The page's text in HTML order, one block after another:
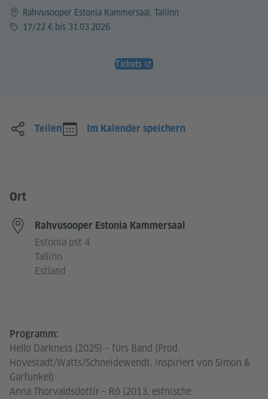
Rahvusooper Estonia Kammersaal, Tallinn
Preis17/22 € bis 31.03.2026
Tickets
Programm:
Hello Darkness (2025) – fürs Band (Prod.
Hovestadt/Watts/Schneidewendt, inspiriert von Simon &
Garfunkel)
Anna Thorvaldsdottir – Ró (2013, estnische
Teilen Im Kalender speichern
Ort
Rahvusooper Estonia Kammersaal
Estonia pst 4
Tallinn
Estland